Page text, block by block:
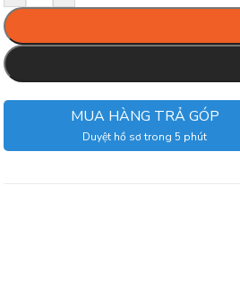
MUA HÀNG TRẢ GÓP
Duyệt hồ sơ trong 5 phút